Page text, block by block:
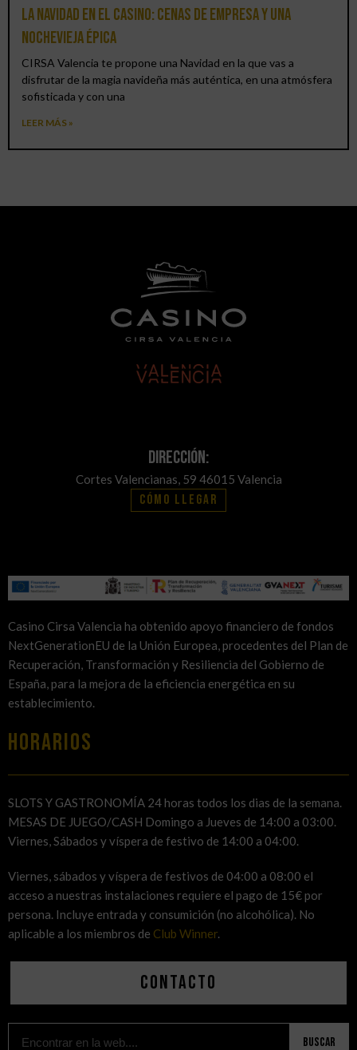
La Navidad en el Casino: cenas de empresa y una
Nochevieja épica
CIRSA Valencia te propone una Navidad en la que vas a
disfrutar de la magia navideña más auténtica, en una atmósfera
sofisticada y con una
LEER MÁS »
Dirección:
Cortes Valencianas, 59 46015 Valencia
Cómo llegar
Casino Cirsa Valencia ha obtenido apoyo financiero de fondos
NextGenerationEU de la Unión Europea, procedentes del Plan de
Recuperación, Transformación y Resiliencia del Gobierno de
España, para la mejora de la eficiencia energética en su
establecimiento.
HORARIOS
SLOTS Y GASTRONOMÍA 24 horas todos los dias de la semana.
MESAS DE JUEGO/CASH Domingo a Jueves de 14:00 a 03:00.
Viernes, Sábados y víspera de festivo de 14:00 a 04:00.
Viernes, sábados y víspera de festivos de 04:00 a 08:00 el
acceso a nuestras instalaciones requiere el pago de 15€ por
persona. Incluye entrada y consumición (no alcohólica). No
aplicable a los miembros de Club Winner.
Contacto
Buscar